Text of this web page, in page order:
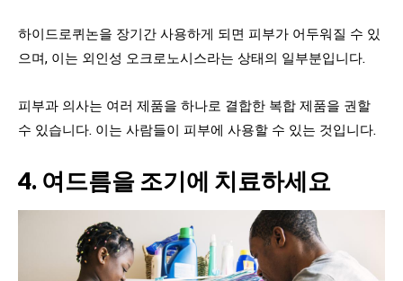
하이드로퀴논을 장기간 사용하게 되면 피부가 어두워질 수 있
으며, 이는 외인성 오크로노시스라는 상태의 일부분입니다.
피부과 의사는 여러 제품을 하나로 결합한 복합 제품을 권할
수 있습니다. 이는 사람들이 피부에 사용할 수 있는 것입니다.
4. 여드름을 조기에 치료하세요